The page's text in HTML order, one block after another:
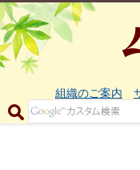
組織のご案内